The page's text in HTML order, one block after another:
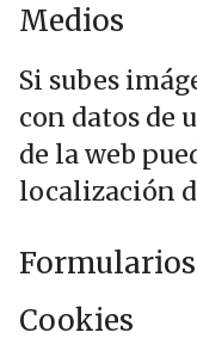
Medios
Si subes
con datos de
de la web
localización
Cookies